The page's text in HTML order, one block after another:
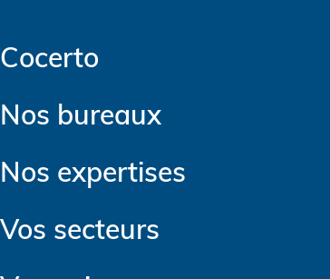
Cocerto
Nos bureaux
Nos expertises
Vos secteurs